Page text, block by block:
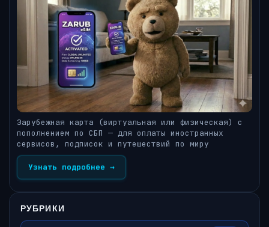
Зарубежная карта (виртуальная или физическая) с
пополнением по СБП — для оплаты иностранных
сервисов, подписок и путешествий по миру
Узнать подробнее →
РУБРИКИ